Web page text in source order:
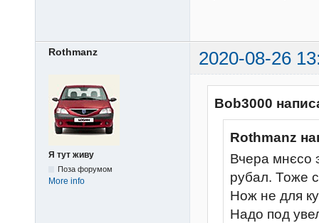
Rothmanz 2020-08-26
Я тут живу
Поза форумом
More info
Bob3000
Rothmanz
Вчера мнєсо
рубал. Тоже
Нож не для
Надо под